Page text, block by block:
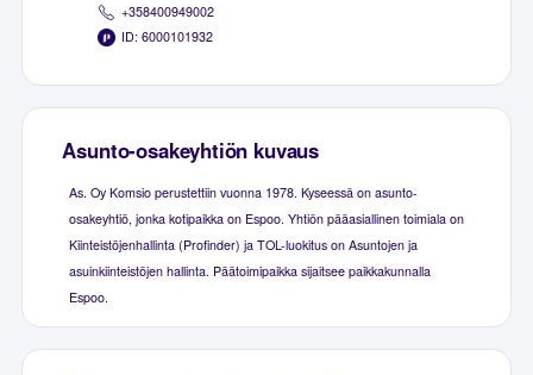
+358400949002
ID: 6000101932
Asunto-osakeyhtiön kuvaus
As. Oy Komsio perustettiin vuonna 1978. Kyseessä on asunto-
osakeyhtiö, jonka kotipaikka on Espoo. Yhtiön pääasiallinen toimiala on
Kiinteistöjenhallinta (Profinder) ja TOL-luokitus on Asuntojen ja
asuinkiinteistöjen hallinta. Päätoimipaikka sijaitsee paikkakunnalla
Espoo.